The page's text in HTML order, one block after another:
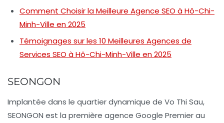
Comment Choisir la Meilleure Agence SEO à Hô-Chi-
Minh-Ville en 2025
Témoignages sur les 10 Meilleures Agences de
Services SEO à Hô-Chi-Minh-Ville en 2025
SEONGON
Implantée dans le quartier dynamique de Vo Thi Sau,
SEONGON est la première agence Google Premierau